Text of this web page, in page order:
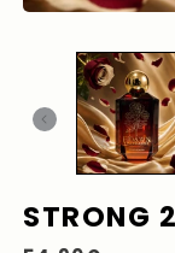
STRONG 2